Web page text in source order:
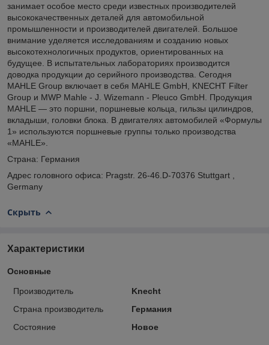
занимает особое место среди известных производителей
высококачественных деталей для автомобильной
промышленности и производителей двигателей. Большое
внимание уделяется исследованиям и созданию новых
высокотехнологичных продуктов, ориентированных на
будущее. В испытательных лабораториях производится
доводка продукции до серийного производства. Сегодня
MAHLE Group включает в себя MAHLE GmbH, KNECHT Filter
Group и MWP Mahle - J. Wizemann - Pleuco GmbH. Продукция
MAHLE — это поршни, поршневые кольца, гильзы цилиндров,
вкладыши, головки блока. В двигателях автомобилей «Формулы
1» используются поршневые группы только производства
«MAHLE».
Страна: Германия
Адрес головного офиса: Pragstr. 26-46.D-70376 Stuttgart ,
Germany
Скрыть
Характеристики
Основные
Производитель
Knecht
Страна производитель
Германия
Состояние
Новое